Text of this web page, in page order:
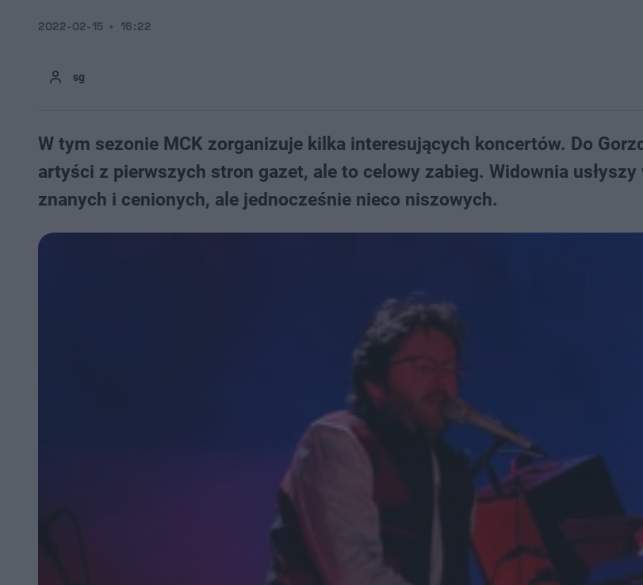
sg
2022-02-15 16:22
W tym sezonie MCK zorganizuje kilka interesujących koncertów. Do
artyści z pierwszych stron gazet, ale to celowy zabieg. Widownia usłyszy
znanych i cenionych, ale jednocześnie nieco niszowych.